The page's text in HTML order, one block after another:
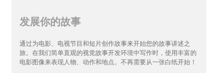
发展你的故事
通过为电影、电视节目和短片创作故事来开始您的故事讲述之
旅。在我们简单直观的视觉故事开发环境中写作时，使用丰富的
电影图像来表现人物、动作和地点。不再需要从一张白纸开始！